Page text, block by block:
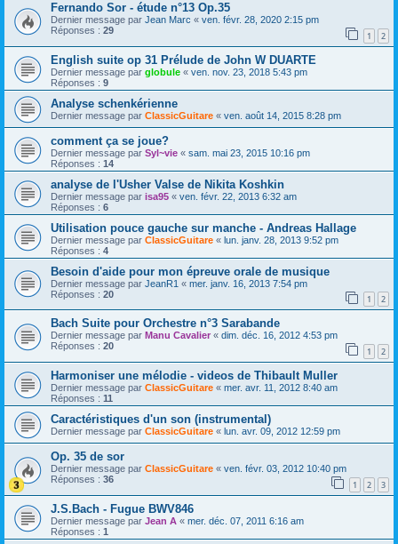
Fernando Sor - étude n°13 Op.35
Dernier message par Jean Marc « ven. févr. 28, 2020 2:15 pm
Réponses : 29 1 2
English suite op 31 Prélude de John W DUARTE
Dernier message par globule « ven. nov. 23, 2018 5:43 pm
Réponses : 9
Analyse schenkérienne
Dernier message par ClassicGuitare « ven. août 14, 2015 8:28 pm
comment ça se joue?
Dernier message par Syl~vie « sam. mai 23, 2015 10:16 pm
Réponses : 14
analyse de l'Usher Valse de Nikita Koshkin
Dernier message par isa95 « ven. févr. 22, 2013 6:32 am
Réponses : 6
Utilisation pouce gauche sur manche - Andreas Hallage
Dernier message par ClassicGuitare « lun. janv. 28, 2013 9:52 pm
Réponses : 4
Besoin d'aide pour mon épreuve orale de musique
Dernier message par JeanR1 « mer. janv. 16, 2013 7:54 pm
Réponses : 20 1 2
Bach Suite pour Orchestre n°3 Sarabande
Dernier message par Manu Cavalier « dim. déc. 16, 2012 4:53 pm
Réponses : 20 1 2
Harmoniser une mélodie - videos de Thibault Muller
Dernier message par ClassicGuitare « mer. avr. 11, 2012 8:40 am
Réponses : 11
Caractéristiques d'un son (instrumental)
Dernier message par ClassicGuitare « lun. avr. 09, 2012 12:59 pm
Op. 35 de sor
Dernier message par ClassicGuitare « ven. févr. 03, 2012 10:40 pm
Réponses : 36 1 2 3
J.S.Bach - Fugue BWV846
Dernier message par Jean A « mer. déc. 07, 2011 6:16 am
Réponses : 1